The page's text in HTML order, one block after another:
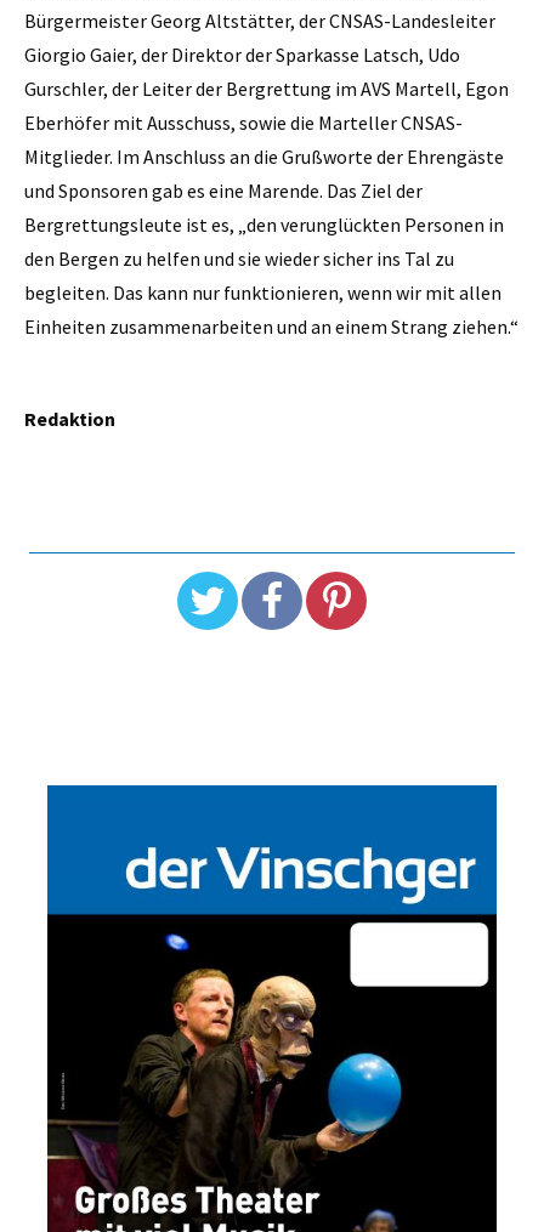
Bürgermeister Georg Altstätter, der ­CNSAS-Landesleiter
Giorgio Gaier, der Direktor der Sparkasse Latsch, Udo
Gurschler, der Leiter der Bergrettung im AVS Martell, Egon
Eberhöfer mit Ausschuss, sowie die Marteller CNSAS-
Mitglieder. Im Anschluss an die Grußworte der Ehrengäste
und Sponsoren gab es eine Marende. Das Ziel der
Bergrettungsleute ist es, „den verunglückten Personen in
den Bergen zu helfen und sie wieder sicher ins Tal zu
begleiten. Das kann nur funktionieren, wenn wir mit allen
Einheiten zusammenarbeiten und an einem Strang ziehen.“
Redaktion